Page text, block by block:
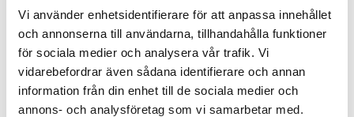
Vi använder enhetsidentifierare för att anpassa innehållet
och annonserna till användarna, tillhandahålla funktioner
för sociala medier och analysera vår trafik. Vi
vidarebefordrar även sådana identifierare och annan
information från din enhet till de sociala medier och
annons- och analysföretag som vi samarbetar med.